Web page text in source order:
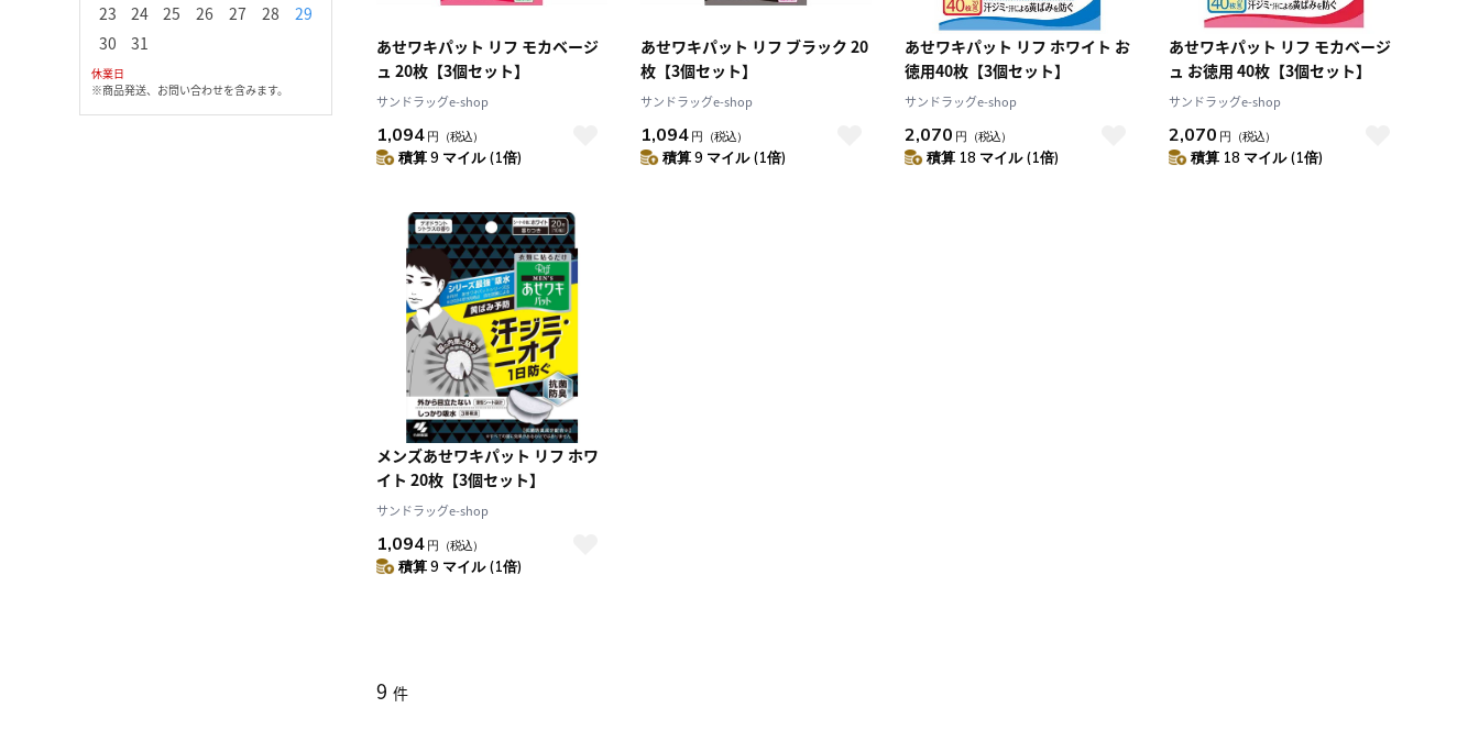
23
24 25 26 27 28
29
30
31
28 29 30 31
休業日
※商品発送、お問い合わせを含みます。
あせワキパット リフ モカベージ
ュ 20枚【3個セット】
サンドラッグe-shop
1,094 円 （税込）
積算 9 マイル (1倍)
あせワキパット リフ ブラック 20
枚【3個セット】
サンドラッグe-shop
1,094 円 （税込）
積算 9 マイル (1倍)
あせワキパット リフ ホワイト お
徳用40枚【3個セット】
サンドラッグe-shop
2,070 円 （税込）
積算 18 マイル (1倍)
あせワキパット リフ モカベージ
ュ お徳用 40枚【3個セット】
サンドラッグe-shop
2,070 円 （税込）
積算 18 マイル (1倍)
メンズあせワキパット リフ ホワ
イト 20枚【3個セット】
サンドラッグe-shop
1,094 円 （税込）
積算 9 マイル (1倍)
9 件